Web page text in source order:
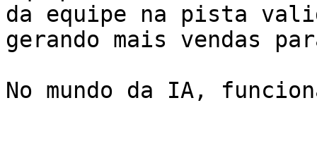
da equipe na pista
gerando mais vendas
No mundo da IA,